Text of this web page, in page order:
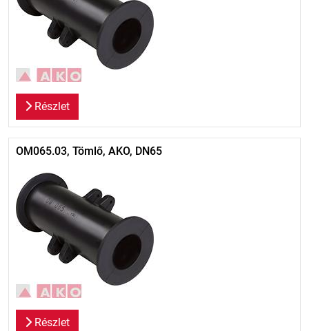
Részlet
OM065.03, Tömlő, AKO, DN65
Részlet